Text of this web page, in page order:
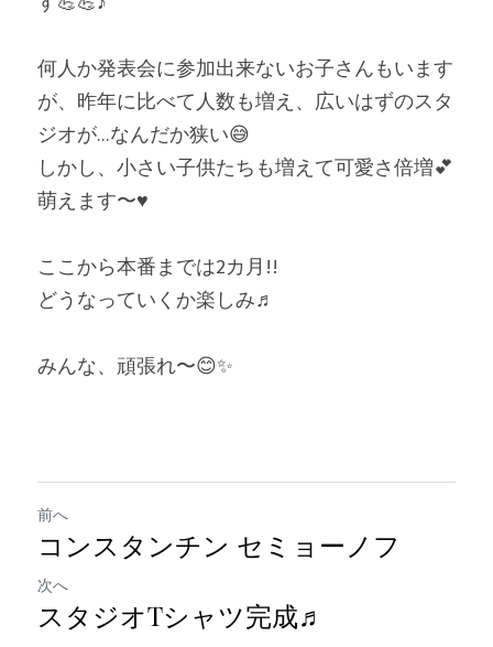
何人か発表会に参加出来ないお子さんもいます
が、昨年に比べて人数も増え、広いはずのスタ
ジオが...なんだか狭い😅
しかし、小さい子供たちも増えて可愛さ倍増💕
萌えます〜♥️
ここから本番までは2カ月!!
どうなっていくか楽しみ♬
みんな、頑張れ〜😊✨️
前へ
コンスタンチン セミョーノフ
次へ
スタジオTシャツ完成♬